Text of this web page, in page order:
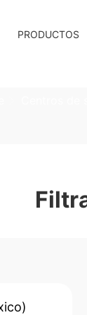
PRODUCTOS